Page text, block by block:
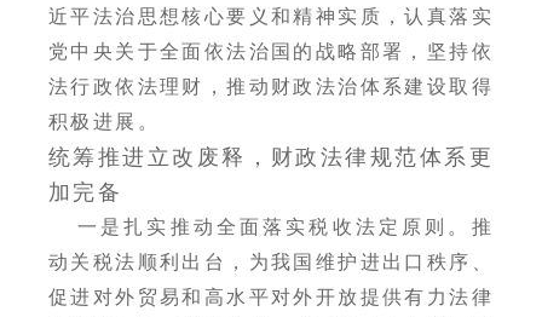
近平法治思想核心要义和精神实质，认真落实
党中央关于全面依法治国的战略部署，坚持依
法行政依法理财，推动财政法治体系建设取得
积极进展。
统筹推进立改废释，财政法律规范体系更
加完备
一是扎实推动全面落实税收法定原则。推
动关税法顺利出台，为我国维护进出口秩序、
促进对外贸易和高水平对外开放提供有力法律